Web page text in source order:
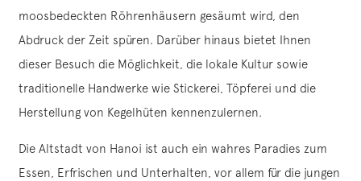
moosbedeckten Röhrenhäusern gesäumt wird, den
Abdruck der Zeit spüren. Darüber hinaus bietet Ihnen
dieser Besuch die Möglichkeit, die lokale Kultur sowie
traditionelle Handwerke wie Stickerei, Töpferei und die
Herstellung von Kegelhüten kennenzulernen.
Die Altstadt von Hanoi ist auch ein wahres Paradies zum
Essen, Erfrischen und Unterhalten, vor allem für die jungen